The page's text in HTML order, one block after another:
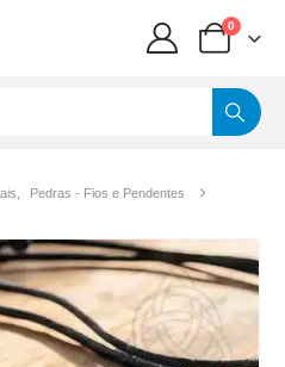
0
Pedras - Fios e Pendentes